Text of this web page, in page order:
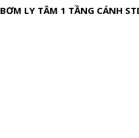
BƠM LY TÂM 1 TẦNG CÁNH